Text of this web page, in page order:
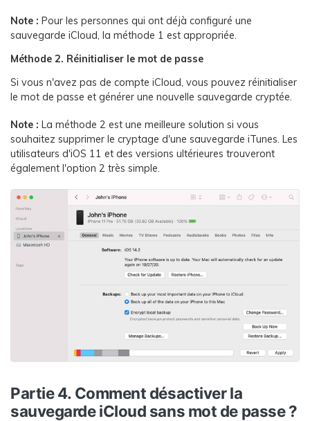
Note : Pour les personnes qui ont déjà configuré une
sauvegarde iCloud, la méthode 1 est appropriée.
Méthode 2. Réinitialiser le mot de passe
Si vous n'avez pas de compte iCloud, vous pouvez réinitialiser
le mot de passe et générer une nouvelle sauvegarde cryptée.
Note : La méthode 2 est une meilleure solution si vous
souhaitez supprimer le cryptage d'une sauvegarde iTunes. Les
utilisateurs d'iOS 11 et des versions ultérieures trouveront
également l'option 2 très simple.
Partie 4. Comment désactiver la
sauvegarde iCloud sans mot de passe ?